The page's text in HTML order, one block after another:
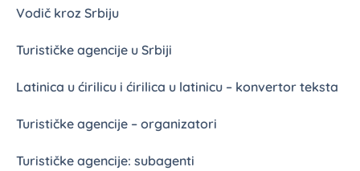
Vodič kroz Srbiju
Turističke agencije u Srbiji
Latinica u ćirilicu i ćirilica u latinicu – konvertor teksta
Turističke agencije – organizatori
Turističke agencije: subagenti